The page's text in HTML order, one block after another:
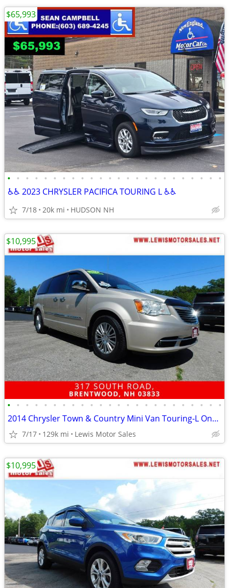
• • • • • • • • • • • • • • • • • • • • • • • •
♿♿ 2023 CHRYSLER PACIFICA TOURING L ♿♿
7/18 20k mi HUDSON NH
$65,993
• • • • • • • • • • • • • • • • • • • • • • • •
2014 Chrysler Town & Country Mini Van Touring-L One Owner Super Clean Passenger
7/17 129k mi Lewis Motor Sales
$10,995
$10,995